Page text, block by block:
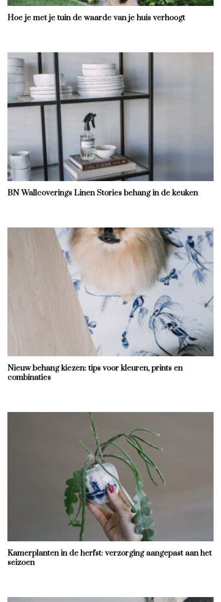
Hoe je met je tuin de waarde van je huis verhoogt
BN Wallcoverings Linen Stories behang in de keuken
Nieuw behang kiezen: tips voor kleuren, prints en
combinaties
Kamerplanten in de herfst: verzorging aangepast aan het
seizoen